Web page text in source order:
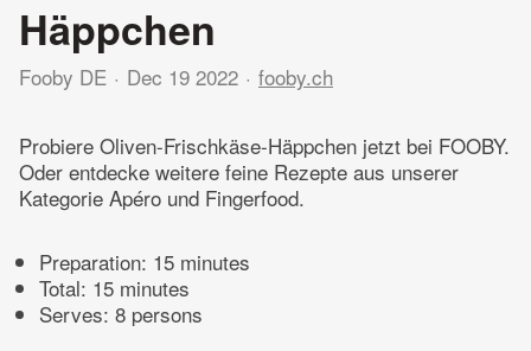
Häppchen
Fooby DE Dec 19 2022 fooby.ch
Probiere Oliven-Frischkäse-Häppchen jetzt bei FOOBY.
Oder entdecke weitere feine Rezepte aus unserer
Kategorie Apéro und Fingerfood.
Preparation: 15 minutes
Total: 15 minutes
Serves: 8 persons